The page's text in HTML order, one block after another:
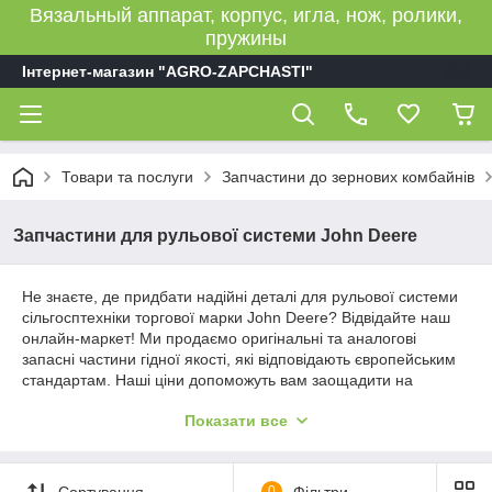
Вязальный аппарат, корпус, игла, нож, ролики,
пружины
Інтернет-магазин "AGRO-ZAPCHASTI"
Товари та послуги Запчастини до зернових комбайнів
Запчастини для рульової системи John Deere
Не знаєте, де придбати надійні деталі для рульової системи
сільгосптехніки торгової марки John Deere? Відвідайте наш
онлайн-маркет! Ми продаємо оригінальні та аналогові
запасні частини гідної якості, які відповідають європейським
стандартам. Наші ціни допоможуть вам заощадити на
взаємодія з магазином.
Оригінальні та аналогові запасні
Показати все